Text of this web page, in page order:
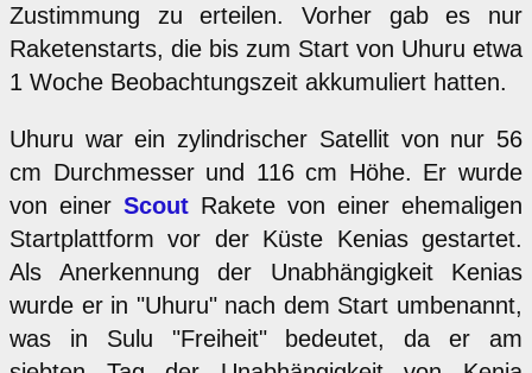
Zustimmung zu erteilen. Vorher gab es nur
Raketenstarts, die bis zum Start von Uhuru etwa
1 Woche Beobachtungszeit akkumuliert hatten.
Uhuru war ein zylindrischer Satellit von nur 56
cm Durchmesser und 116 cm Höhe. Er wurde
von einer Scout Rakete von einer ehemaligen
Startplattform vor der Küste Kenias gestartet.
Als Anerkennung der Unabhängigkeit Kenias
wurde er in "Uhuru" nach dem Start umbenannt,
was in Sulu "Freiheit" bedeutet, da er am